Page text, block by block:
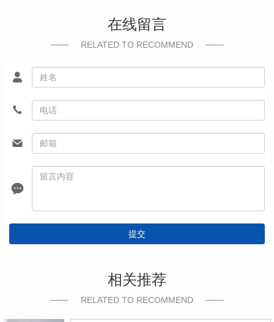
在线留言
RELATED TO RECOMMEND
提交
相关推荐
RELATED TO RECOMMEND